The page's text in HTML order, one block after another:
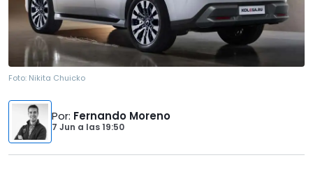
Foto: Nikita Chuicko
Por: Fernando Moreno
7 Jun a las19:50